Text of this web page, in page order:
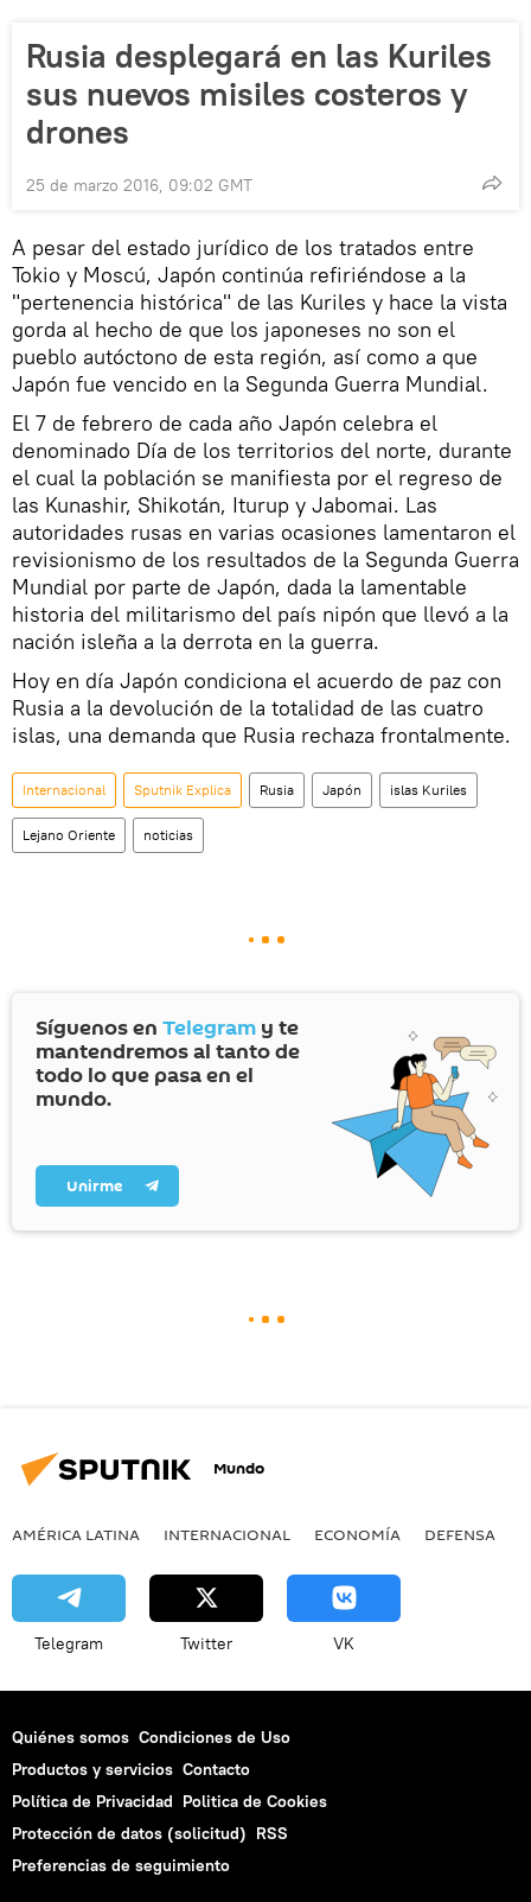
Rusia desplegará en las Kuriles
sus nuevos misiles costeros y
drones
25 de marzo 2016, 09:02 GMT
A pesar del estado jurídico de los tratados entre
Tokio y Moscú, Japón continúa refiriéndose a la
"pertenencia histórica" de las Kuriles y hace la vista
gorda al hecho de que los japoneses no son el
pueblo autóctono de esta región, así como a que
Japón fue vencido en la Segunda Guerra Mundial.
El 7 de febrero de cada año Japón celebra el
denominado Día de los territorios del norte, durante
el cual la población se manifiesta por el regreso de
las Kunashir, Shikotán, Iturup y Jabomai. Las
autoridades rusas en varias ocasiones lamentaron el
revisionismo de los resultados de la Segunda Guerra
Mundial por parte de Japón, dada la lamentable
historia del militarismo del país nipón que llevó a la
nación isleña a la derrota en la guerra.
Hoy en día Japón condiciona el acuerdo de paz con
Rusia a la devolución de la totalidad de las cuatro
islas, una demanda que Rusia rechaza frontalmente.
Internacional Sputnik Explica Rusia Japón islas Kuriles
Lejano Oriente noticias
Síguenos en Telegram y te
mantendremos al tanto de
todo lo que pasa en el
mundo.
Unirme
Mundo
AMÉRICA LATINA INTERNACIONAL ECONOMÍA DEFENSA
Telegram Twitter VK
Quiénes somos Condiciones de Uso
Productos y servicios Contacto
Política de Privacidad Politica de Cookies
Protección de datos (solicitud) RSS
Preferencias de seguimiento